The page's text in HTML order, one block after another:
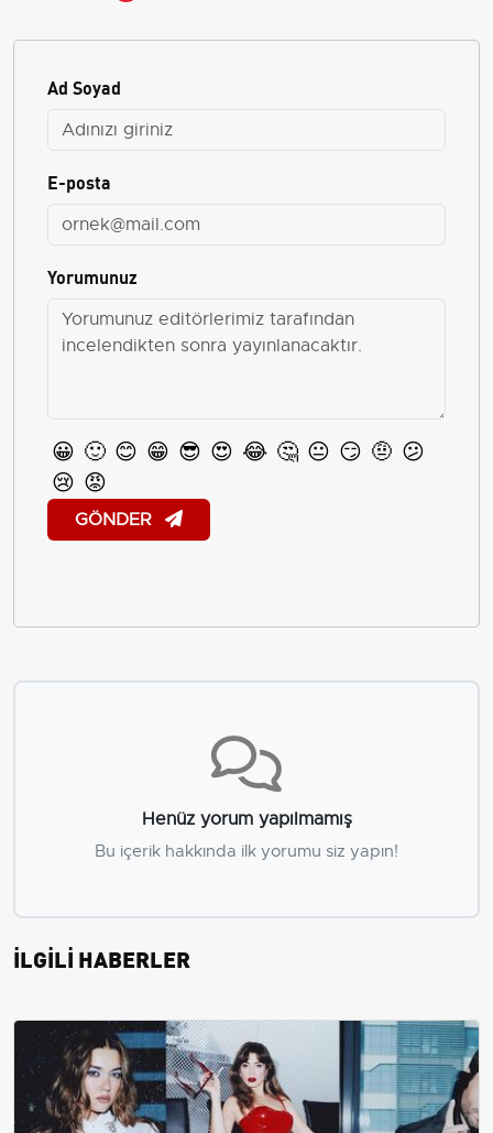
Ad Soyad
E-posta
Yorumunuz
😀 🙂 😊 😁 😎 😍 😂 🤔 😐 😏 🤨 😕
😢 😡
GÖNDER
Henüz yorum yapılmamış
Bu içerik hakkında ilk yorumu siz yapın!
İLGİLİ HABERLER